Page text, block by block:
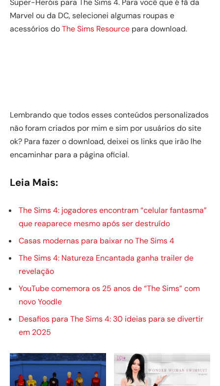
Super-Heróis para The Sims 4. Para você que é fã da
Marvel ou da DC, selecionei algumas roupas e
acessórios doThe Sims Resource para download.
Lembrando que todos esses conteúdos personalizados
não foram criados por mim e sim por usuários do site
ok? Para fazer o download, deixei os links que irão lhe
encaminhar para a página oficial.
Leia Mais:
The Sims 4: jogadores encontram “celular fantasma”
que reaparece mesmo após ser destruído
Casas modernas para baixar no The Sims 4
The Sims 4: Natureza Encantada ganha trailer de
revelação
YouTube comemora os 25 anos de “The Sims” com
novo Yoodle
Desafios para The Sims 4: 30 ideias para se divertir
em 2025